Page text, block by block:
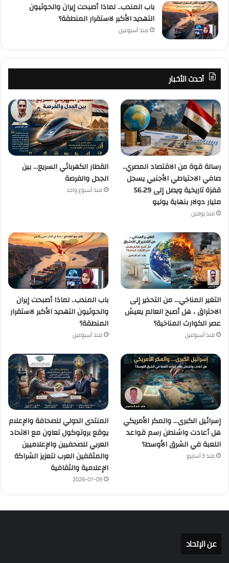
باب المندب.. لماذا أصبحت إيران والحوثيون
التهديد الأكبر لاستقرار المنطقة؟
منذ أسبوعين
أحدث الأخبار
رسالة قوة من الاقتصاد المصري..
صافي الاحتياطي الأجنبي يسجل
قفزة تاريخية ويصل إلى 56.29
مليار دولار بنهاية يوليو
منذ يومين
القطار الكهربائي السريع… بين
الجدل والفرصة
منذ أسبوع واحد
التغير المناخي… من التحذير إلى
الاحتراق ، هل أصبح العالم يعيش
عصر الكوارث المناخية؟
منذ أسبوعين
باب المندب.. لماذا أصبحت إيران
والحوثيون التهديد الأكبر لاستقرار
المنطقة؟
منذ أسبوعين
إسرائيل الكبرى… والمكر الأمريكي
هل أعادت واشنطن رسم قواعد
اللعبة في الشرق الأوسط؟
منذ 3 أسابيع
المنتدى الدولي للصحافة والإعلام
يوقع بروتوكول تعاون مع الاتحاد
العربي للصحفيين والإعلاميين
والمثقفين العرب لتعزيز الشراكة
الإعلامية والثقافية
2026-07-09
عن الإتحاد